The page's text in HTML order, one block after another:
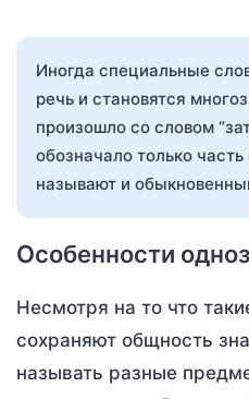
Иногда специальные
речь и становятся
произошло со словом
обозначало только
называют и
Особенности
Несмотря на то что
сохраняют общность
называть разные